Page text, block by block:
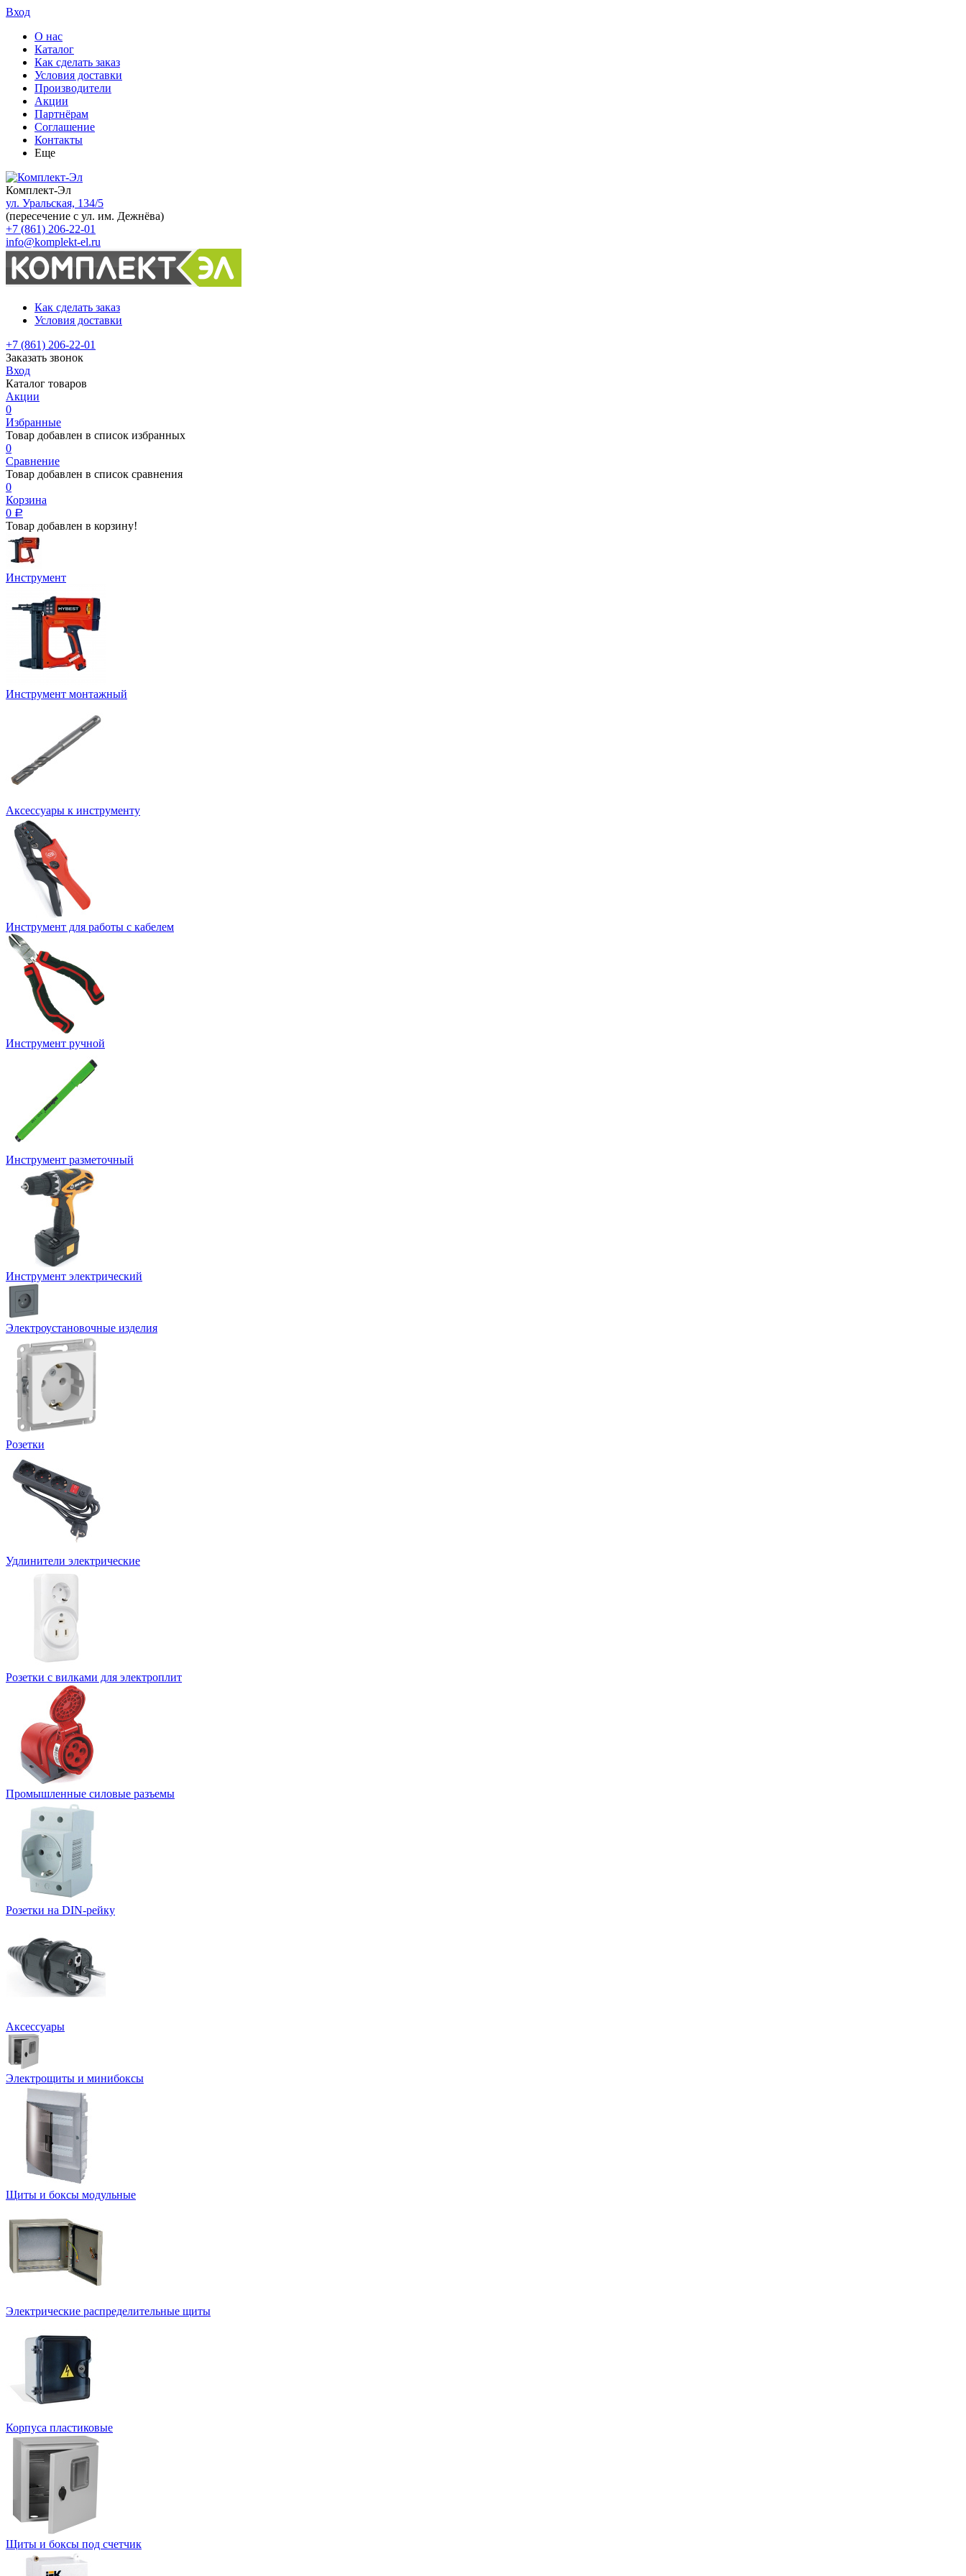
Вход
О нас
Каталог
Как сделать заказ
Условия доставки
Производители
Акции
Партнёрам
Соглашение
Контакты
Еще
Комплект-Эл
ул. Уральская, 134/5
(пересечение с ул. им. Дежнёва)
+7 (861) 206-22-01
info@komplekt-el.ru
Как сделать заказ
Условия доставки
+7 (861) 206-22-01
Заказать звонок
Вход
Каталог товаров
Акции
0
Избранные
Товар добавлен в список избранных
0
Сравнение
Товар добавлен в список сравнения
0
Корзина
0 Р
Товар добавлен в корзину!
Инструмент
Инструмент монтажный
Аксессуары к инструменту
Инструмент для работы с кабелем
Инструмент ручной
Инструмент разметочный
Инструмент электрический
Электроустановочные изделия
Розетки
Удлинители электрические
Розетки с вилками для электроплит
Промышленные силовые разъемы
Розетки на DIN-рейку
Аксессуары
Электрощиты и минибоксы
Щиты и боксы модульные
Электрические распределительные щиты
Корпуса пластиковые
Щиты и боксы под счетчик